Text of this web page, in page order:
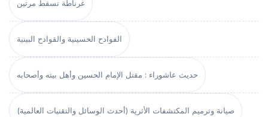
غرناطة تسقط مرتين
الفوادح الحسينية والقوادح البينية
حديث عاشوراء : مقتل الإمام الحسين وأهل بيته وأصحابه
صيانة وترميم المكتشفات الأثرية (أحدث الوسائل والتقنيات العالمية)